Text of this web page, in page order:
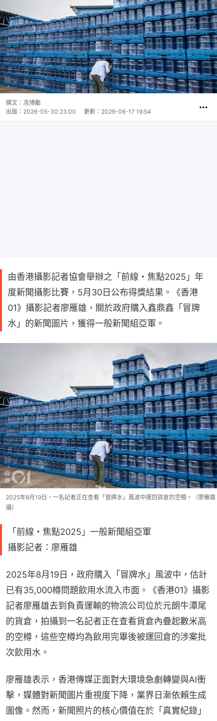
撰文： 冼博勵
出版： 2026-05-30 23:00 更新： 2026-06-17 19:54
由香港攝影記者協會舉辦之「前線・焦點2025」年
度新聞攝影比賽，5月30日公布得獎結果。《香港
01》攝影記者廖雁雄，關於政府購入鑫鼎鑫「冒牌
水」的新聞圖片，獲得一般新聞組亞軍。
2025年8月19日，一名記者正在查看「冒牌水」風波中運回貨倉的空樽。（廖雁雄
攝）
「前線・焦點2025」一般新聞組亞軍
攝影記者：廖雁雄
2025年8月19日，政府購入「冒牌水」風波中，估計
已有35,000樽問題飲用水流入市面。《香港01》攝影
記者廖雁雄去到負責運輸的物流公司位於元朗牛潭尾
的貨倉，拍攝到一名記者正在查看貨倉內疊起數米高
的空樽，這些空樽均為飲用完畢後被運回倉的涉案批
次飲用水。
廖雁雄表示，香港傳媒正面對大環境急劇轉變與AI衝
擊，媒體對新聞圖片重視度下降，業界日漸依賴生成
圖像。然而，新聞照片的核心價值在於「真實紀錄」